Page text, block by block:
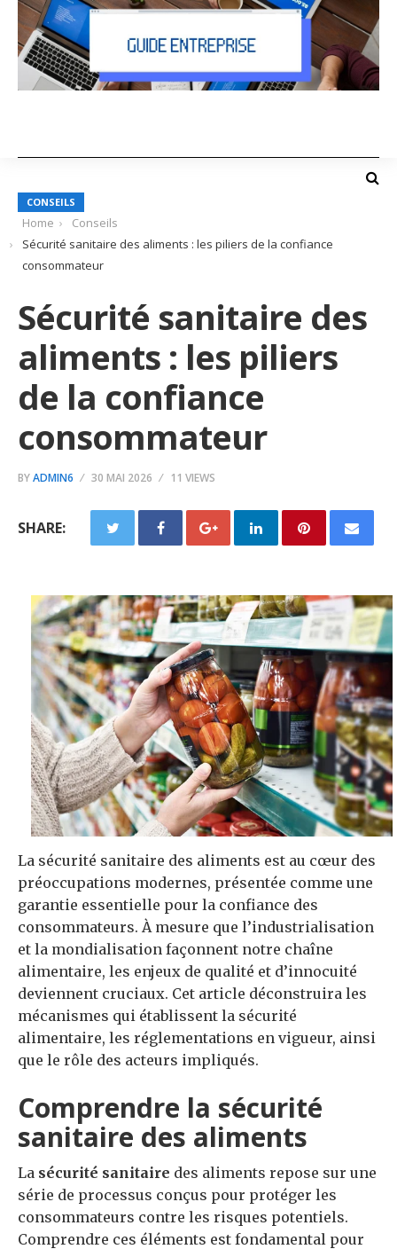
CONSEILS
Home
Conseils
Sécurité sanitaire des aliments : les piliers de la confiance
consommateur
Sécurité sanitaire des
aliments : les piliers
de la confiance
consommateur
BYADMIN6 30 MAI 2026 11 VIEWS
SHARE:
La sécurité sanitaire des aliments est au cœur des
préoccupations modernes, présentée comme une
garantie essentielle pour la confiance des
consommateurs. À mesure que l’industrialisation
et la mondialisation façonnent notre chaîne
alimentaire, les enjeux de qualité et d’innocuité
deviennent cruciaux. Cet article déconstruira les
mécanismes qui établissent la sécurité
alimentaire, les réglementations en vigueur, ainsi
que le rôle des acteurs impliqués.
Comprendre la sécurité
sanitaire des aliments
La sécurité sanitaire des aliments repose sur une
série de processus conçus pour protéger les
consommateurs contre les risques potentiels.
Comprendre ces éléments est fondamental pour